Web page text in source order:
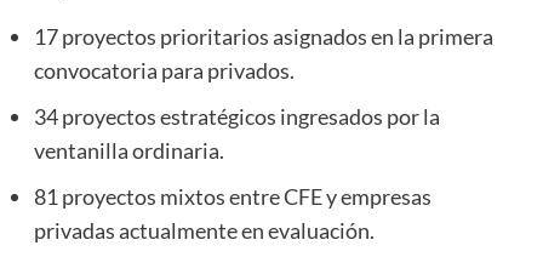
17 proyectos prioritarios asignados en la primera
convocatoria para privados.
34 proyectos estratégicos ingresados por la
ventanilla ordinaria.
81 proyectos mixtos entre CFE y empresas
privadas actualmente en evaluación.